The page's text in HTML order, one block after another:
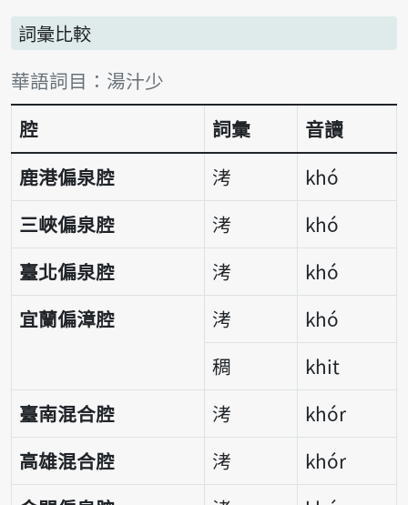
詞彙比較
詞彙比較表
華語詞目：湯汁少
腔
詞彙
音讀
鹿港偏泉腔
洘
khó
三峽偏泉腔
洘
khó
臺北偏泉腔
洘
khó
宜蘭偏漳腔
洘
khó
稠
khit
臺南混合腔
洘
khór
高雄混合腔
洘
khór